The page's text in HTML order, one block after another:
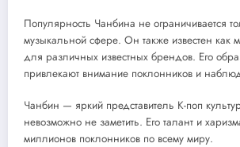
Популярность Чанбина не ограничивается
музыкальной сфере. Он также известен как
для различных известных брендов. Его
привлекают внимание поклонников и
Чанбин — яркий представитель К-поп
невозможно не заметить. Его талант и
миллионов поклонников по всему миру.